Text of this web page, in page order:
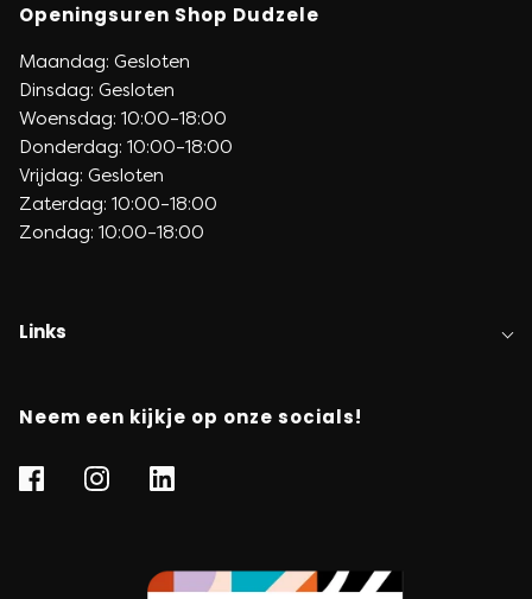
Openingsuren Shop Dudzele
Maandag: Gesloten
Dinsdag: Gesloten
Woensdag: 10:00–18:00
Donderdag: 10:00–18:00
Vrijdag: Gesloten
Zaterdag: 10:00–18:00
Zondag: 10:00–18:00
Links
Neem een kijkje op onze socials!